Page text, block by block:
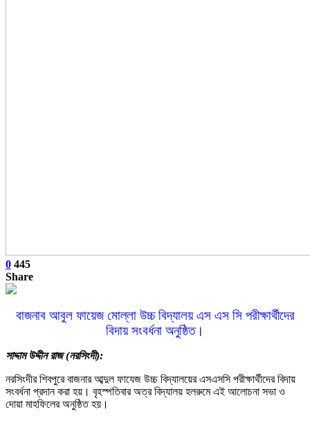
0 445
Share
বাজনাব আবুল ফায়েজ মোল্লা উচ্চ বিদ্যালয় এস এস সি পরীক্ষার্থীদের
বিদায় সংবর্ধনা অনুষ্ঠিত।
সাদ্দাম উদ্দীন রাজ (নরসিংদী):
নরসিংদীর শিবপুরে বাজনার আব্দুল ফাযেজ উচ্চ বিদ্যালয়ের এসএসসি পরীক্ষার্থীদের বিদায়
সংবর্ধনা প্রদান করা হয়। বৃহস্পতিবার অত্র বিদ্যালয় হলরুমে এই আলোচনা সভা ও
দোয়া মাহফিলের অনুষ্ঠিত হয়।